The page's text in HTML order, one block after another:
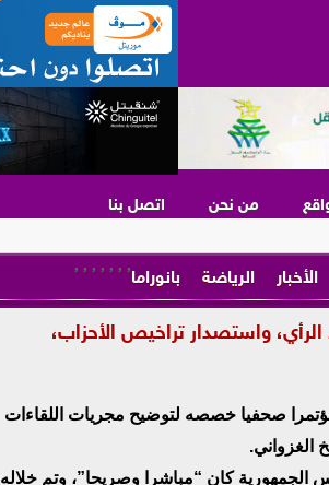
من نحن اتصل بنا
,
,
,
,
,
الأخبار
,
الرياضة
,
بانوراما
واستصدار تراخيص الأحزاب،
صحفيا خصصه لتوضيح مجريات اللقاءات
الغزواني.
كان “مباشرا وصريحا”، وتم خلاله